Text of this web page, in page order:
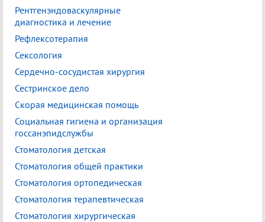
Рентгенэндоваскулярные
диагностика и лечение
Рефлексотерапия
Сексология
Сердечно-сосудистая хирургия
Сестринское дело
Скорая медицинская помощь
Социальная гигиена и организация
госсанэпидслужбы
Стоматология детская
Стоматология общей практики
Стоматология ортопедическая
Стоматология терапевтическая
Стоматология хирургическая